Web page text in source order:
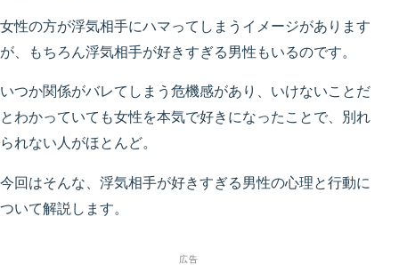
女性の方が浮気相手にハマってしまうイメージがあります
が、もちろん浮気相手が好きすぎる男性もいるのです。
いつか関係がバレてしまう危機感があり、いけないことだ
とわかっていても女性を本気で好きになったことで、別れ
られない人がほとんど。
今回はそんな、浮気相手が好きすぎる男性の心理と行動に
ついて解説します。
広告